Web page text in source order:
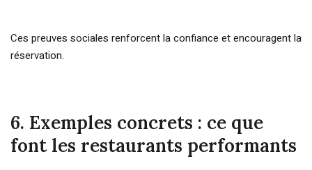
Ces preuves sociales renforcent la confiance et encouragent la
réservation.
6. Exemples concrets : ce que
font les restaurants performants